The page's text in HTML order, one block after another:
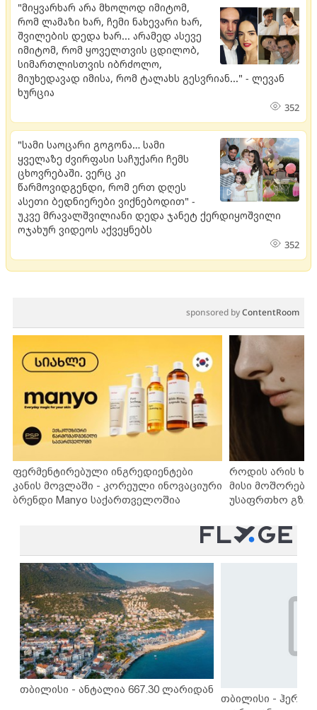
"მიყვარხარ არა მხოლოდ იმიტომ,
რომ ლამაზი ხარ, ჩემი ნახევარი ხარ,
შვილების დედა ხარ... არამედ ასევე
იმიტომ, რომ ყოველთვის ცდილობ,
სიმართლისთვის იბრძოლო,
მიუხედავად იმისა, რომ ტალახს გესვრიან..." - ლევან
ხურცია
352
"სამი საოცარი გოგონა… სამი
ყველაზე ძვირფასი საჩუქარი ჩემს
ცხოვრებაში. ვერც კი
წარმოვიდგენდი, რომ ერთ დღეს
ასეთი ბედნიერები ვიქნებოდით" -
უკვე მრავალშვილიანი დედა ჯანეტ ქერდიყოშვილი
ოჯახურ ვიდეოს აქვეყნებს
352
sponsored byContentRoom
ფერმენტირებული ინგრედიენტები
კანის მოვლაში - კორეული ინოვაციური
ბრენდი Manyo საქართველოშია
როდის არის
მისი
უსაფრთხო
თბილისი - ანტალია 667.30 ლარიდან
თბილისი -